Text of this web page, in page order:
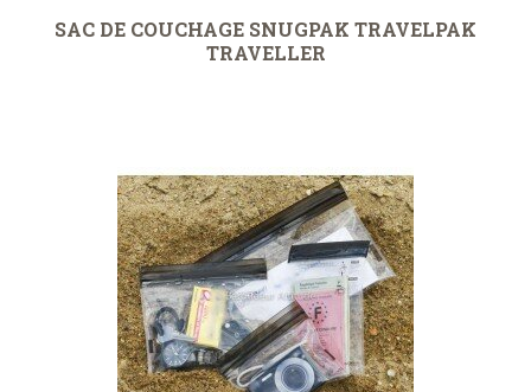
SAC DE COUCHAGE SNUGPAK TRAVELPAK
TRAVELLER